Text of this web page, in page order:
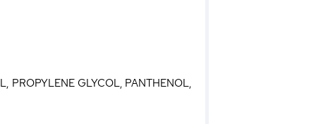
PROPYLENE GLYCOL, PANTHENOL,